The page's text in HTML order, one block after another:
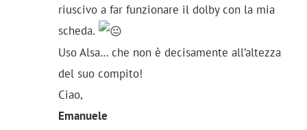
riuscivo a far funzionare il dolby con la mia
scheda.
Uso Alsa… che non è decisamente all’altezza
del suo compito!
Ciao,
Emanuele